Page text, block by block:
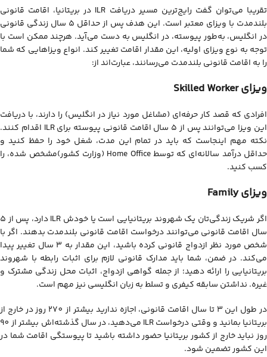
تقریبا می‌توان گفت رایج‌ترین مسیر دریافت ILR در بریتانیا، اقامت قانونی
بلندمدت با ویزای معتبر است. این هدف پس از حداقل 5 سال زندگی قانونی
در انگلیس، به‌طور پیوسته، در انگلیس به دست می‌آید. هرچند ممکن است با
توجه به نوع ویزای اولیه، این مقدار اقامت تغییر کند. انواع ویزاهایی که شما
را به اقامت قانونی بلندمدت می‌رسانند، عبارت‌اند از:
ویزای Skilled Worker
افرادی که قصد کار حرفه‌ای (مشاغل مورد نیاز در انگلیس) را دارند، با دریافت
این ویزا می‌توانند پس از ۵ سال اقامت قانونی پیوسته برای ILR اقدام کنند.
نکته مهم اینجاست که باید در تمام این مدت، شغل خود را حفظ کنید و
حداقل درآمد سالانه‌ای که توسط Home Office (وزارت کشور)‌مشخص شده، را
کسب کنید.
ویزای Family
اگر شریک زندگی‌تان یک شهروند بریتانیایی است یا خودش ILR دارد، پس از 5
سال اقامت قانونی می‌توانند درخواست اقامت قانونی بلندمدت بدهند. اگر با
شخص مورد نظر ازدواج قانونی کرده باشید، این مقدار به 3 سال تغییر پیدا
می‌کند. در ضمن، شما باید مدارک قانونی لازم برای اثبات رابطه با شهروند
بریتانیایی را ارائه دهید؛ از جمله گواهی ازدواج، اثبات محل زندگی مشترک و
غیره. نداشتن سابقه کیفری و تسلط به زبان انگلیسی نیز مهم است.
در طول این ۳ تا سال اقامت قانونی، اجازه ندارید بیشتر از 270 روز در خارج از
بریتانیا بمانید و وقتی درخواست ILR‌ می‌دهید، در سال گذشته‌اش بیشتر از 90
روز نباید خارج از کشور بریتانیا حضور داشته باشید تا پیوستگی اقامت شما در
این کشور تضمین شود.